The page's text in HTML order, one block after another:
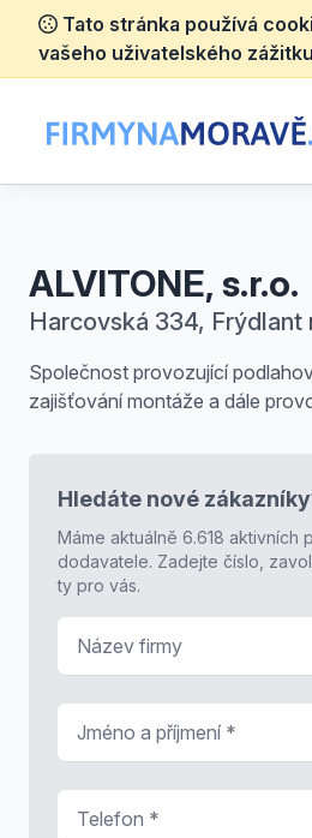
Tato stránka používá
vašeho uživatelského
ALVITONE, s.r.o.
Harcovská 334, Frýdlant
Společnost provozující
zajišťování montáže a dále
Hledáte nové
Máme aktuálně 6.618
dodavatele. Zadejte číslo,
ty pro vás.